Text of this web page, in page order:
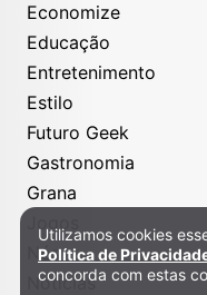
Economize
Educação
Entretenimento
Estilo
Futuro Geek
Gastronomia
Grana
Jogos
Nós
Notícias
Política de Privacidade
Utilizamos cookies
Política de
concorda com estas